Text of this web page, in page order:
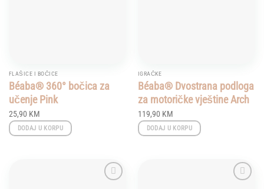
FLAŠICE I BOČICE
Béaba® 360° bočica za
učenje Pink
25,90 KM
DODAJ U KORPU
IGRAČKE
Béaba® Dvostrana podloga
za motoričke vještine Arch
119,90 KM
DODAJ U KORPU